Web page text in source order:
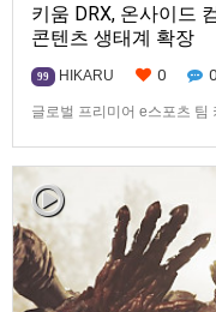
키움 DRX, 온사이드
콘텐츠 생태계 확장
99 HIKARU 0 0
글로벌 프리미어 e스포츠 팀
문화 산업 저변 확대 및 콘
밝혔다. 이날 협약식에는 키